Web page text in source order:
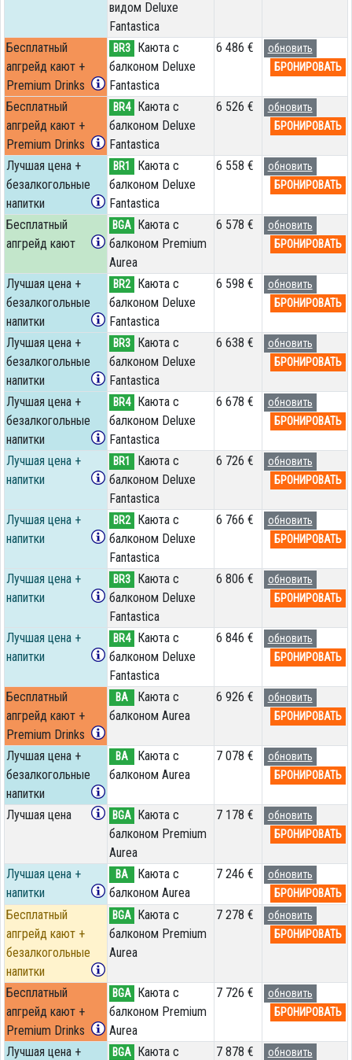
видом Deluxe
Fantastica
Бесплатный
апгрейд кают +
Premium Drinks
BR3
Каюта с
балконом Deluxe
Fantastica
6 486 €
обновить
БРОНИРОВАТЬ
Бесплатный
апгрейд кают +
Premium Drinks
BR4
Каюта с
балконом Deluxe
Fantastica
6 526 €
обновить
БРОНИРОВАТЬ
Лучшая цена +
безалкогольные
напитки
BR1
Каюта с
балконом Deluxe
Fantastica
6 558 €
обновить
БРОНИРОВАТЬ
Бесплатный
апгрейд кают
BGA Каюта с
балконом Premium
Aurea
6 578 €
обновить
БРОНИРОВАТЬ
Лучшая цена +
безалкогольные
напитки
BR2
Каюта с
балконом Deluxe
Fantastica
6 598 €
обновить
БРОНИРОВАТЬ
Лучшая цена +
безалкогольные
напитки
BR3
Каюта с
балконом Deluxe
Fantastica
6 638 €
обновить
БРОНИРОВАТЬ
Лучшая цена +
безалкогольные
напитки
BR4
Каюта с
балконом Deluxe
Fantastica
6 678 €
обновить
БРОНИРОВАТЬ
Лучшая цена +
напитки
BR1
Каюта с
балконом Deluxe
Fantastica
6 726 €
обновить
БРОНИРОВАТЬ
Лучшая цена +
напитки
BR2
Каюта с
балконом Deluxe
Fantastica
6 766 €
обновить
БРОНИРОВАТЬ
Лучшая цена +
напитки
BR3
Каюта с
балконом Deluxe
Fantastica
6 806 €
обновить
БРОНИРОВАТЬ
Лучшая цена +
напитки
BR4
Каюта с
балконом Deluxe
Fantastica
6 846 €
обновить
БРОНИРОВАТЬ
Бесплатный
апгрейд кают +
Premium Drinks
BA
Каюта с
балконом Aurea
6 926 €
обновить
БРОНИРОВАТЬ
Лучшая цена +
безалкогольные
напитки
BA
Каюта с
балконом Aurea
7 078 €
обновить
БРОНИРОВАТЬ
Лучшая цена BGA Каюта с
балконом Premium
Aurea
7 178 €
обновить
БРОНИРОВАТЬ
Лучшая цена +
напитки
BA
Каюта с
балконом Aurea
7 246 €
обновить
БРОНИРОВАТЬ
Бесплатный
апгрейд кают +
безалкогольные
напитки
BGA Каюта с
балконом Premium
Aurea
7 278 €
обновить
БРОНИРОВАТЬ
Бесплатный
апгрейд кают +
Premium Drinks
BGA Каюта с
балконом Premium
Aurea
7 726 €
обновить
БРОНИРОВАТЬ
Лучшая цена +
BGA Каюта с
7 878 €
обновить